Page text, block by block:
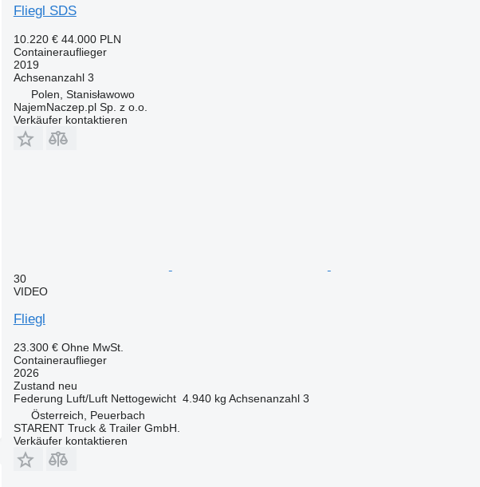
Fliegl SDS
10.220 € 44.000 PLN
Containerauflieger
2019
Achsenanzahl 3
Polen, Stanisławowo
NajemNaczep.pl Sp. z o.o.
Verkäufer kontaktieren
30
VIDEO
Fliegl
23.300 € Ohne MwSt.
Containerauflieger
2026
Zustand neu
Federung Luft/Luft Nettogewicht 4.940 kg Achsenanzahl 3
Österreich, Peuerbach
STARENT Truck & Trailer GmbH.
Verkäufer kontaktieren